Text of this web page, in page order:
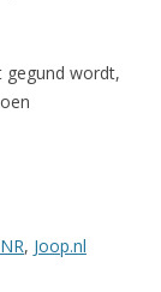
gegund wordt,
, Joop.nl